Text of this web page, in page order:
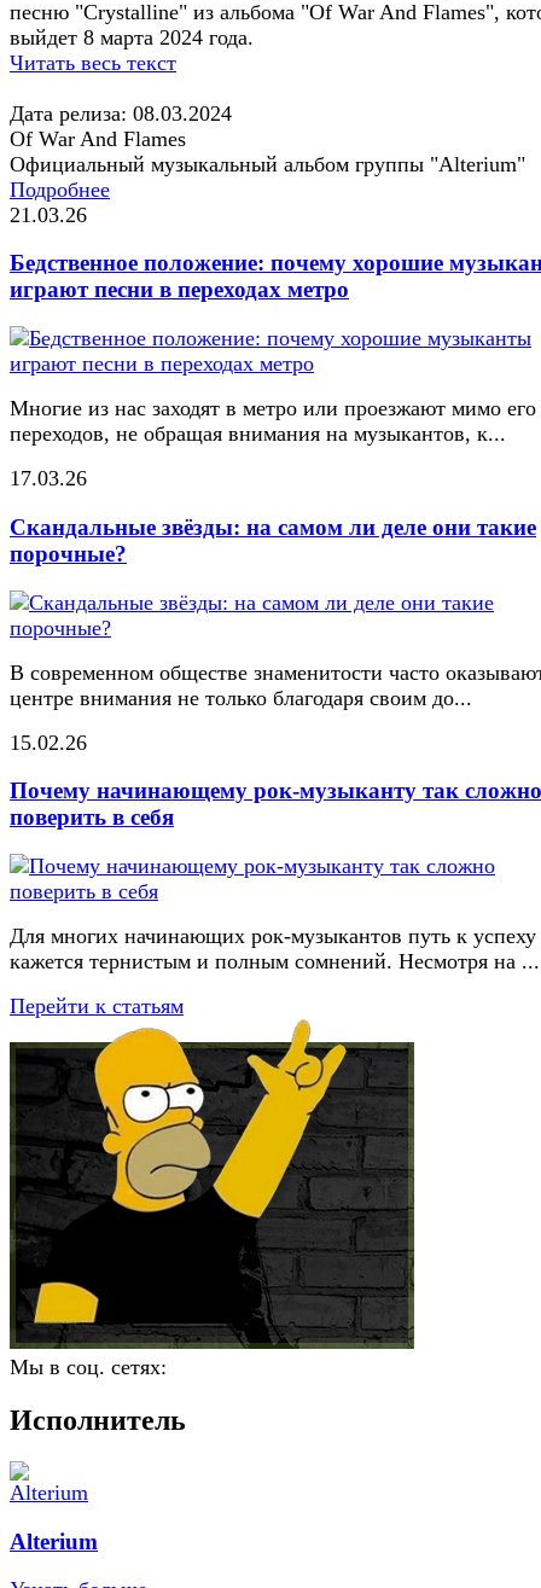
песню "Crystalline" из альбома "Of War And Flames",
выйдет 8 марта 2024 года.
Читать весь текст
Дата релиза: 08.03.2024
Of War And Flames
Официальный музыкальный альбом группы "Alterium"
Подробнее
21.03.26
Бедственное положение: почему хорошие
играют песни в переходах метро
Многие из нас заходят в метро или проезжают мимо его
переходов, не обращая внимания на музыкантов, к...
17.03.26
Скандальные звёзды: на самом ли деле они такие
порочные?
В современном обществе знаменитости часто
центре внимания не только благодаря своим до...
15.02.26
Почему начинающему рок-музыканту так сложно
поверить в себя
Для многих начинающих рок-музыкантов путь к успеху
кажется тернистым и полным сомнений. Несмотря на ...
Перейти к статьям
Мы в соц. сетях:
Исполнитель
Alterium